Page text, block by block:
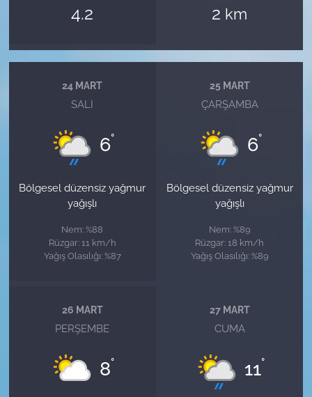
4.2 2 km
24 MART
SALI
6°
Bölgesel düzensiz yağmur
yağışlı
Nem: %88
Rüzgar: 11 km/h
Yağış Olasılığı: %87
25 MART
ÇARŞAMBA
6°
Bölgesel düzensiz yağmur
yağışlı
Nem: %89
Rüzgar: 18 km/h
Yağış Olasılığı: %89
26 MART
PERŞEMBE
8°
27 MART
CUMA
11°